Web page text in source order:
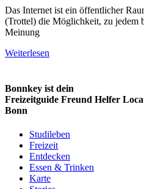
Das Internet ist ein öffentlicher
(Trottel) die Möglichkeit, zu jedem
Meinung
Weiterlesen
Bonnkey ist dein
Freizeitguide Freund Helfer
Bonn
Studileben
Freizeit
Entdecken
Essen & Trinken
Karte